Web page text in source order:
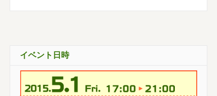
イベント日時